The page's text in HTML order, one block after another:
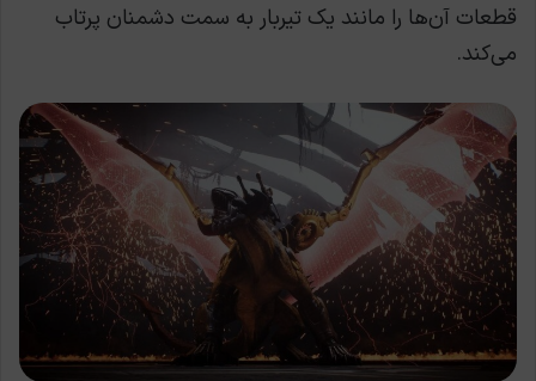
قطعات آن‌ها را مانند یک تیربار به سمت دشمنان پرتاب
می‌کند.